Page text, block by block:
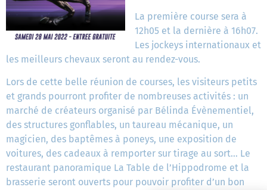
La première course sera à
12h05 et la dernière à 16h07.
Les jockeys internationaux et
les meilleurs chevaux seront au rendez-vous.
Lors de cette belle réunion de courses, les visiteurs petits
et grands pourront profiter de nombreuses activités : un
marché de créateurs organisé par Bélinda Évènementiel,
des structures gonflables, un taureau mécanique, un
magicien, des baptêmes à poneys, une exposition de
voitures, des cadeaux à remporter sur tirage au sort… Le
restaurant panoramique La Table de l’Hippodrome et la
brasserie seront ouverts pour pouvoir profiter d’un bon